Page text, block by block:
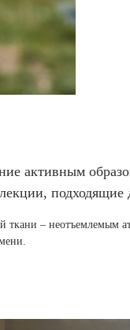
активным
подходящие
ткани – неотъемлемым